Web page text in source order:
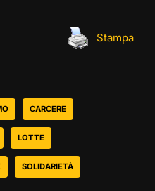
Stampa
CARCERE
LOTTE
SOLIDARIETÀ